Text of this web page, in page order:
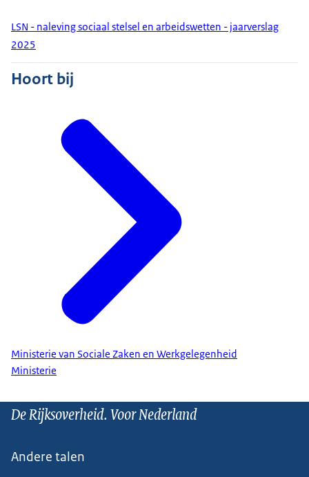
LSN - naleving sociaal stelsel en arbeidswetten - jaarverslag
2025
Hoort bij
Ministerie van Sociale Zaken en Werkgelegenheid
Ministerie
De Rijksoverheid. Voor Nederland
Andere talen